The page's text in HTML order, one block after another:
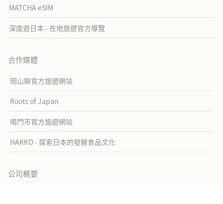
MATCHA eSIM
深度遊日本 - 在地旅遊官方導覽
合作媒體
岡山縣官方旅遊網站
Roots of Japan
鳴門市官方旅遊網站
HAKKO - 探索日本的發酵食品文化
公司概要